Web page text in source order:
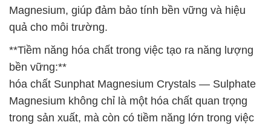
Magnesium, giúp đảm bảo tính bền vững và hiệu
quả cho môi trường.
**Tiềm năng hóa chất trong việc tạo ra năng lượng
bền vững:**
hóa chất Sunphat Magnesium Crystals — Sulphate
Magnesium không chỉ là một hóa chất quan trọng
trong sản xuất, mà còn có tiềm năng lớn trong việc